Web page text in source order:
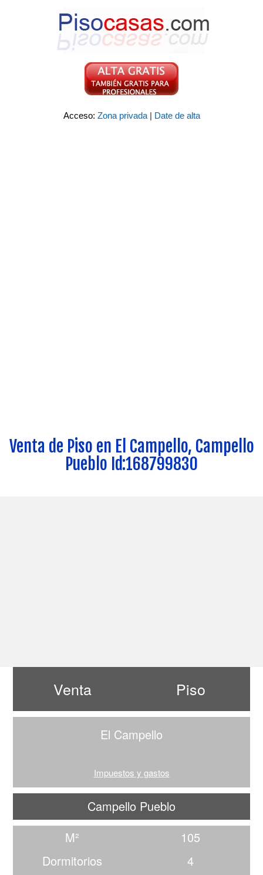
Acceso: Zona privada | Date de alta
Venta de Piso en El Campello, Campello
Pueblo Id:168799830
Venta Piso
El Campello
Impuestos y gastos
Campello Pueblo
M²
105
Dormitorios
4